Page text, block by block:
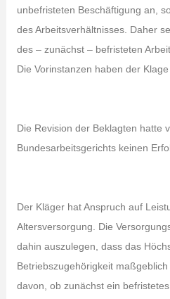
unbefristeten Beschäftigung an,
des Arbeitsverhältnisses. Daher
des – zunächst – befristeten
Die Vorinstanzen haben der Klage
Die Revision der Beklagten hatte
Bundesarbeitsgerichts keinen
Der Kläger hat Anspruch auf
Altersversorgung. Die
dahin auszulegen, dass das
Betriebszugehörigkeit
davon, ob zunächst ein